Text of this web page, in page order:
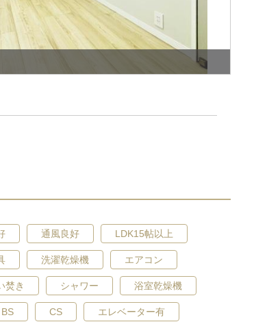
洗面所 通風良好 LDK15帖以上
洗濯乾燥機 エアコン
焚き シャワー 浴室乾燥機
BS CS エレベーター有